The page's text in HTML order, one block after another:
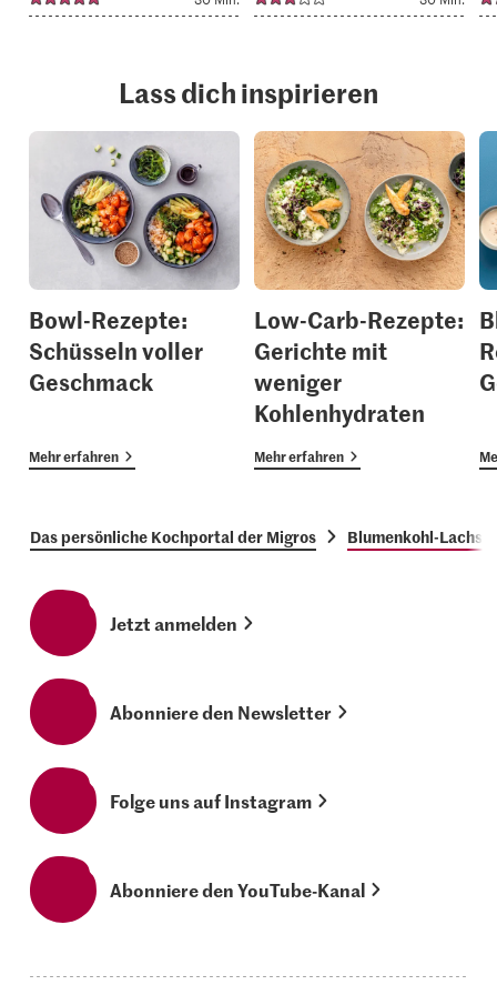
Lass dich inspirieren
Bowl-Rezepte:
Schüsseln voller
Geschmack
Mehr erfahren
Low-Carb-Rezepte:
Gerichte mit
weniger
Kohlenhydraten
Mehr erfahren
Das persönliche Kochportal der Migros Blumenkohl-Lachs-
Jetzt anmelden
Abonniere den Newsletter
Folge uns auf Instagram
Abonniere den YouTube-Kanal